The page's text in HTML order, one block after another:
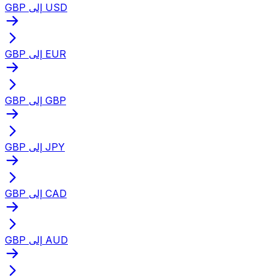
GBP إلى USD
GBP إلى EUR
GBP إلى GBP
GBP إلى JPY
GBP إلى CAD
GBP إلى AUD